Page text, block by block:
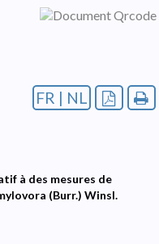
FR | NL
à des mesures de
(Burr.) Winsl.